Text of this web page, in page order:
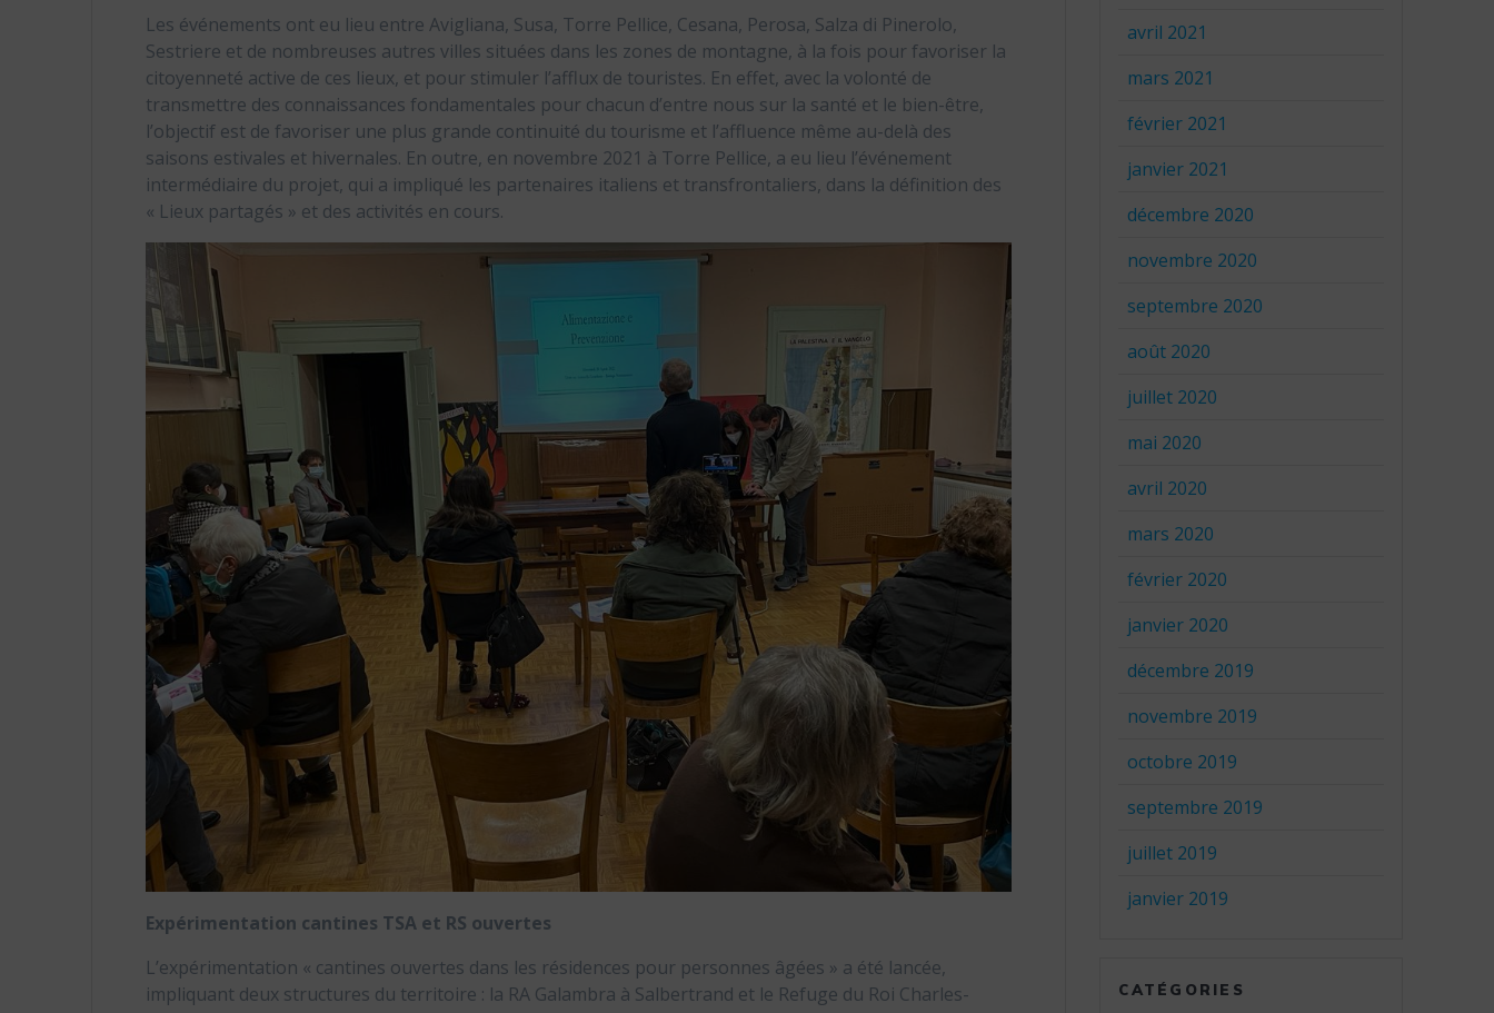
Les événements ont eu lieu entre Avigliana, Susa, Torre Pellice, Cesana, Perosa, Salza di Pinerolo,
Sestriere et de nombreuses autres villes situées dans les zones de montagne, à la fois pour favoriser la
citoyenneté active de ces lieux, et pour stimuler l’afflux de touristes. En effet, avec la volonté de
transmettre des connaissances fondamentales pour chacun d’entre nous sur la santé et le bien-être,
l’objectif est de favoriser une plus grande continuité du tourisme et l’affluence même au-delà des
saisons estivales et hivernales. En outre, en novembre 2021 à Torre Pellice, a eu lieu l’événement
intermédiaire du projet, qui a impliqué les partenaires italiens et transfrontaliers, dans la définition des
« Lieux partagés » et des activités en cours.
Expérimentation cantines TSA et RS ouvertes
L’expérimentation « cantines ouvertes dans les résidences pour personnes âgées » a été lancée,
impliquant deux structures du territoire : la RA Galambra à Salbertrand et le Refuge du Roi Charles-
avril 2021
mars 2021
février 2021
janvier 2021
décembre 2020
novembre 2020
septembre 2020
août 2020
juillet 2020
mai 2020
avril 2020
mars 2020
février 2020
janvier 2020
décembre 2019
novembre 2019
octobre 2019
septembre 2019
juillet 2019
janvier 2019
CATÉGORIES